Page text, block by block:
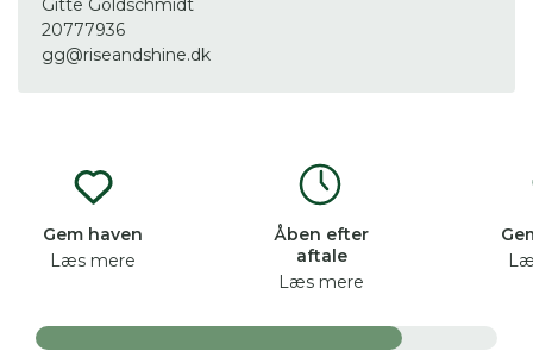
Gem haven
Læs mere
Åben efter
aftale
Læs mere
20777936
gg@riseandshine.dk